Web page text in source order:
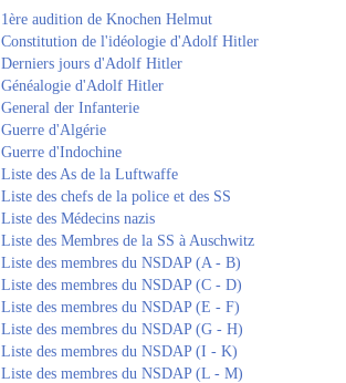
1ère audition de Knochen Helmut
Constitution de l'idéologie d'Adolf Hitler
Derniers jours d'Adolf Hitler
Généalogie d'Adolf Hitler
General der Infanterie
Guerre d'Algérie
Guerre d'Indochine
Liste des As de la Luftwaffe
Liste des chefs de la police et des SS
Liste des Médecins nazis
Liste des Membres de la SS à Auschwitz
Liste des membres du NSDAP (A - B)
Liste des membres du NSDAP (C - D)
Liste des membres du NSDAP (E - F)
Liste des membres du NSDAP (G - H)
Liste des membres du NSDAP (I - K)
Liste des membres du NSDAP (L - M)